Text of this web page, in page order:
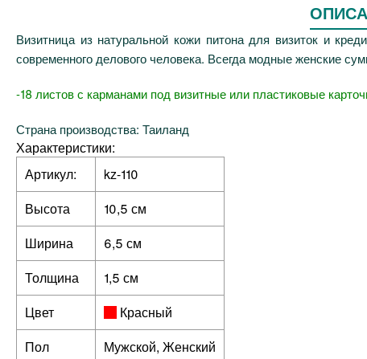
Визитница из натуральной кожи питона для визиток и
современного делового человека. Всегда модные женские
-18 листов с карманами под визитные или пластиковые
Страна производства: Таиланд
Характеристики:
Артикул:
kz-110
Высота
10,5 см
Ширина
6,5 см
Толщина
1,5 см
Цвет
Красный
Пол
Мужской, Женский